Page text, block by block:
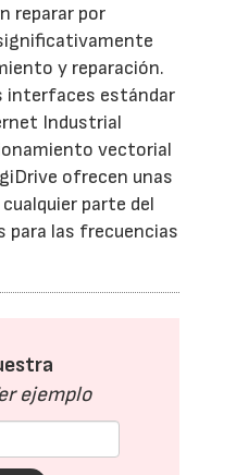
reparar por
y reparación.
interfaces estándar
Industrial
vectorial
ofrecen unas
parte del
para las frecuencias
ejemplo